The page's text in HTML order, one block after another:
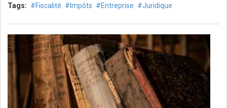
Tags:
Fiscalité Impôts Entreprise Juridique